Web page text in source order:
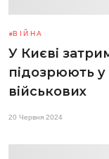
ВІЙНА
У Києві
підозрюють
військових
20 Червня 2024